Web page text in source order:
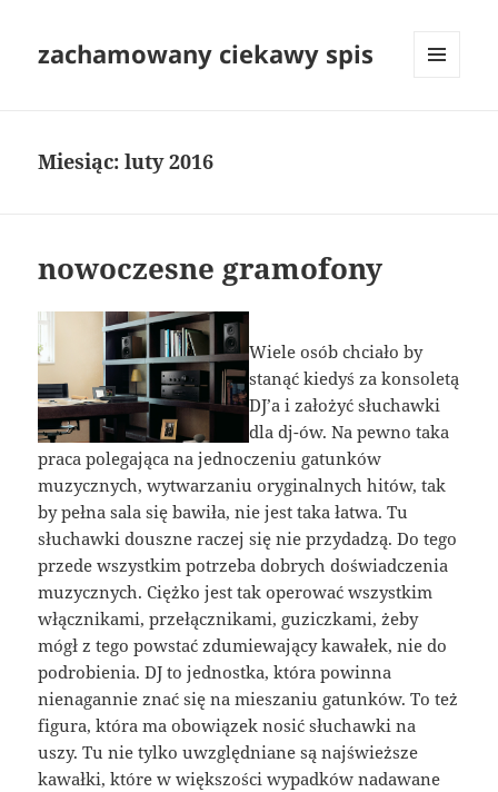
zachamowany ciekawy spis
Miesiąc:luty 2016
nowoczesne gramofony
Wiele osób chciało by
stanąć kiedyś za konsoletą
DJ’a i założyć słuchawki
dla dj-ów. Na pewno taka
praca polegająca na jednoczeniu gatunków
muzycznych, wytwarzaniu oryginalnych hitów, tak
by pełna sala się bawiła, nie jest taka łatwa. Tu
słuchawki douszne raczej się nie przydadzą. Do tego
przede wszystkim potrzeba dobrych doświadczenia
muzycznych. Ciężko jest tak operować wszystkim
włącznikami, przełącznikami, guziczkami, żeby
mógł z tego powstać zdumiewający kawałek, nie do
podrobienia. DJ to jednostka, która powinna
nienagannie znać się na mieszaniu gatunków. To też
figura, która ma obowiązek nosić słuchawki na
uszy. Tu nie tylko uwzględniane są najświeższe
kawałki, które w większości wypadków nadawane